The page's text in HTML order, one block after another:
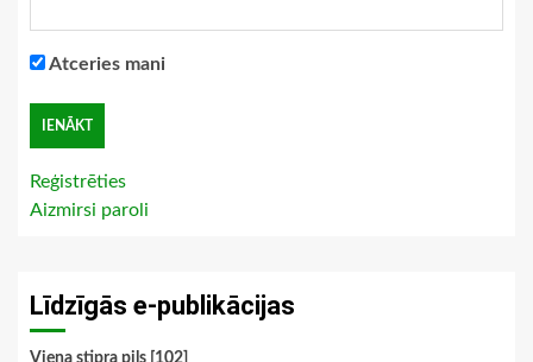
Atceries mani
Reģistrēties
Aizmirsi paroli
Līdzīgās e-publikācijas